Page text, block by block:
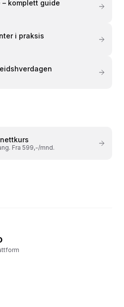
– komplett guide
i praksis
Fra 599,-/mnd.